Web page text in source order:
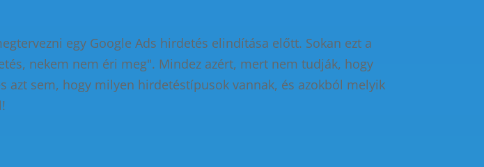
egy Google Ads hirdetés elindítása előtt. Sokan ezt a
nekem nem éri meg". Mindez azért, mert nem tudják, hogy
azt sem, hogy milyen hirdetéstípusok vannak, és azokból melyik